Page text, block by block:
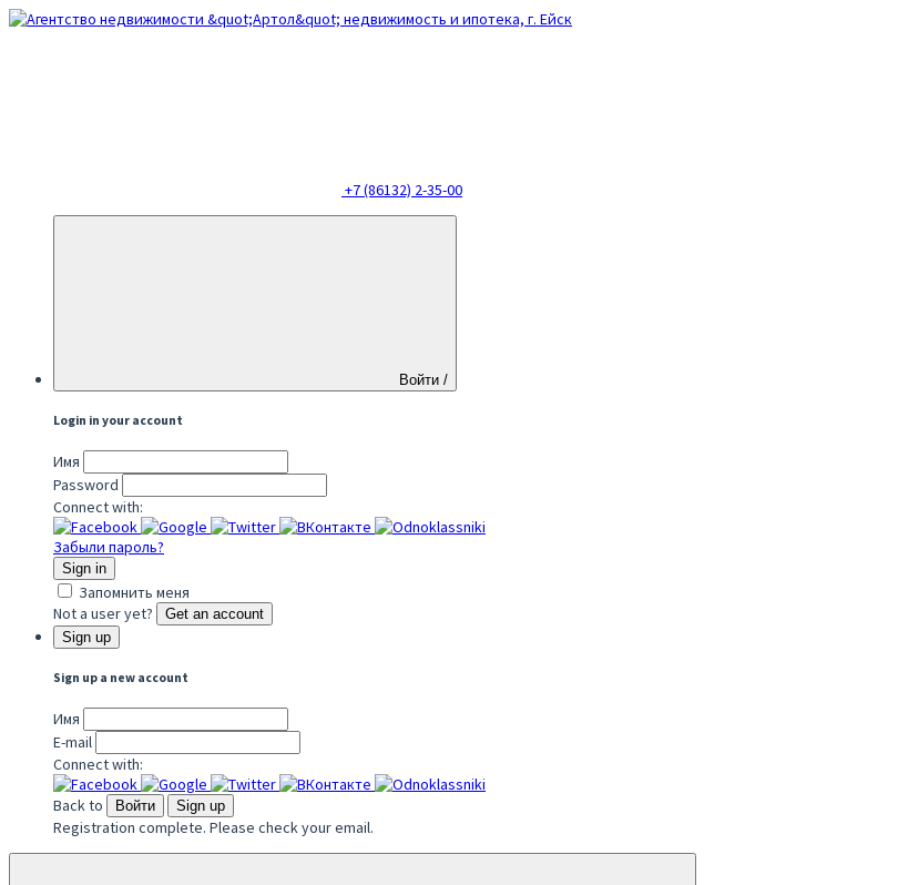
+7 (86132) 2-35-00
Войти /
Login in your account
Имя
Password
Connect with:
Забыли пароль?
Sign in
Запомнить меня
Not a user yet?
Get an account
Sign up
Sign up a new account
Имя
E-mail
Connect with:
Back to Войти Sign up
Registration complete. Please check your email.